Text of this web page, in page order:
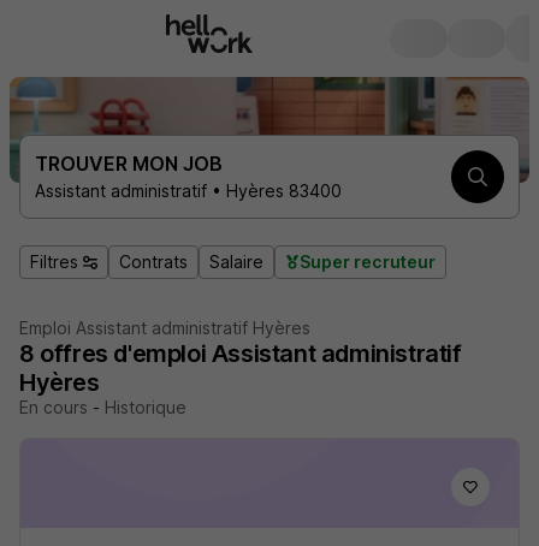
TROUVER MON JOB
Assistant administratif • Hyères 83400
Filtres Contrats Salaire Super recruteur
Emploi Assistant administratif Hyères
8 offres d'emploi Assistant administratif
Hyères
En cours - Historique